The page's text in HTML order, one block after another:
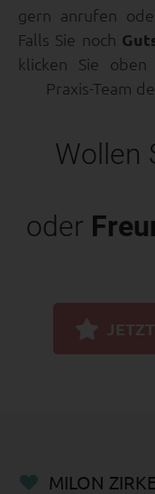
gern anrufen
Falls Sie noch
klicken Sie
Praxis-Team
Wollen
oder
MILON